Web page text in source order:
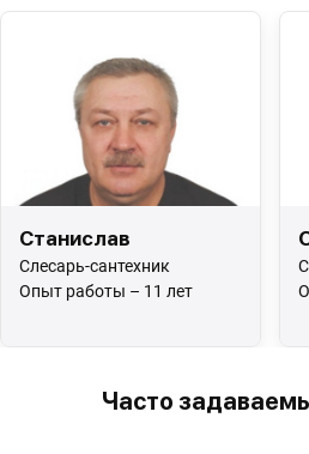
Станислав
Слесарь-сантехник
Опыт работы – 11 лет
Часто